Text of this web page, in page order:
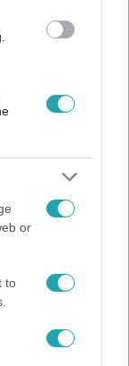
or
to
GYŰJTŐK
17:24